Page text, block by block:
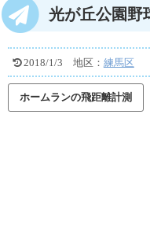
光が丘公園野
2018/1/3 地区： 練馬区